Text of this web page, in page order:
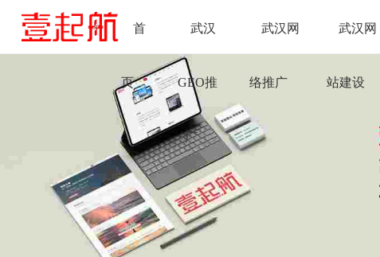
首
页
武汉
GEO推
广
武汉网
络推广
武汉网
站建设